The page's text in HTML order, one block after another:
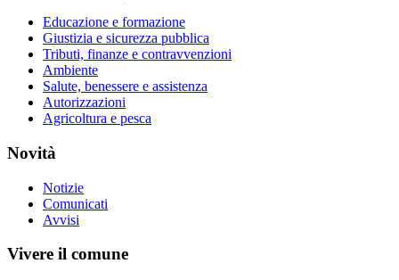
Educazione e formazione
Giustizia e sicurezza pubblica
Tributi, finanze e contravvenzioni
Ambiente
Salute, benessere e assistenza
Autorizzazioni
Agricoltura e pesca
Novità
Notizie
Comunicati
Avvisi
Vivere il comune